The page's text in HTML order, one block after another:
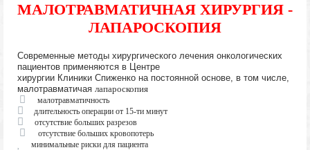
МАЛОТРАВМАТИЧНАЯ ХИРУРГИЯ -
ЛАПАРОСКОПИЯ
Современные методы хирургического лечения онкологических
пациентов применяются в Центре
хирургии Клиники Спиженко на постоянной основе, в том числе,
малотравматичая лапароскопия
малотравматичность
длительность операции от 15-ти минут
отсутствие больших разрезов
отсутствие больших кровопотерь
минимальные риски для пациента